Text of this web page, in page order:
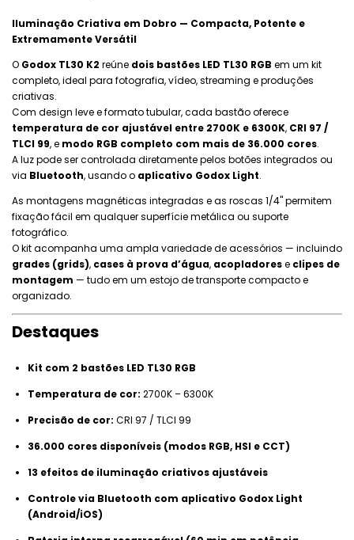
Iluminação Criativa em Dobro — Compacta, Potente e
Extremamente Versátil
O Godox TL30 K2 reúne dois bastões LED TL30 RGB em um kit
completo, ideal para fotografia, vídeo, streaming e produções
criativas.
Com design leve e formato tubular, cada bastão oferece
temperatura de cor ajustável entre 2700K e 6300K, CRI 97 /
TLCI 99, e modo RGB completo com mais de 36.000 cores.
A luz pode ser controlada diretamente pelos botões integrados ou
via Bluetooth, usando o aplicativo Godox Light.
As montagens magnéticas integradas e as roscas 1/4" permitem
fixação fácil em qualquer superfície metálica ou suporte
fotográfico.
O kit acompanha uma ampla variedade de acessórios — incluindo
grades (grids), cases à prova d’água, acopladorese clipes de
montagem — tudo em um estojo de transporte compacto e
organizado.
Destaques
Kit com 2 bastões LED TL30 RGB
Temperatura de cor: 2700K – 6300K
Precisão de cor: CRI 97 / TLCI 99
36.000 cores disponíveis (modos RGB, HSI e CCT)
13 efeitos de iluminação criativos ajustáveis
Controle via Bluetooth com aplicativo Godox Light
(Android/iOS)